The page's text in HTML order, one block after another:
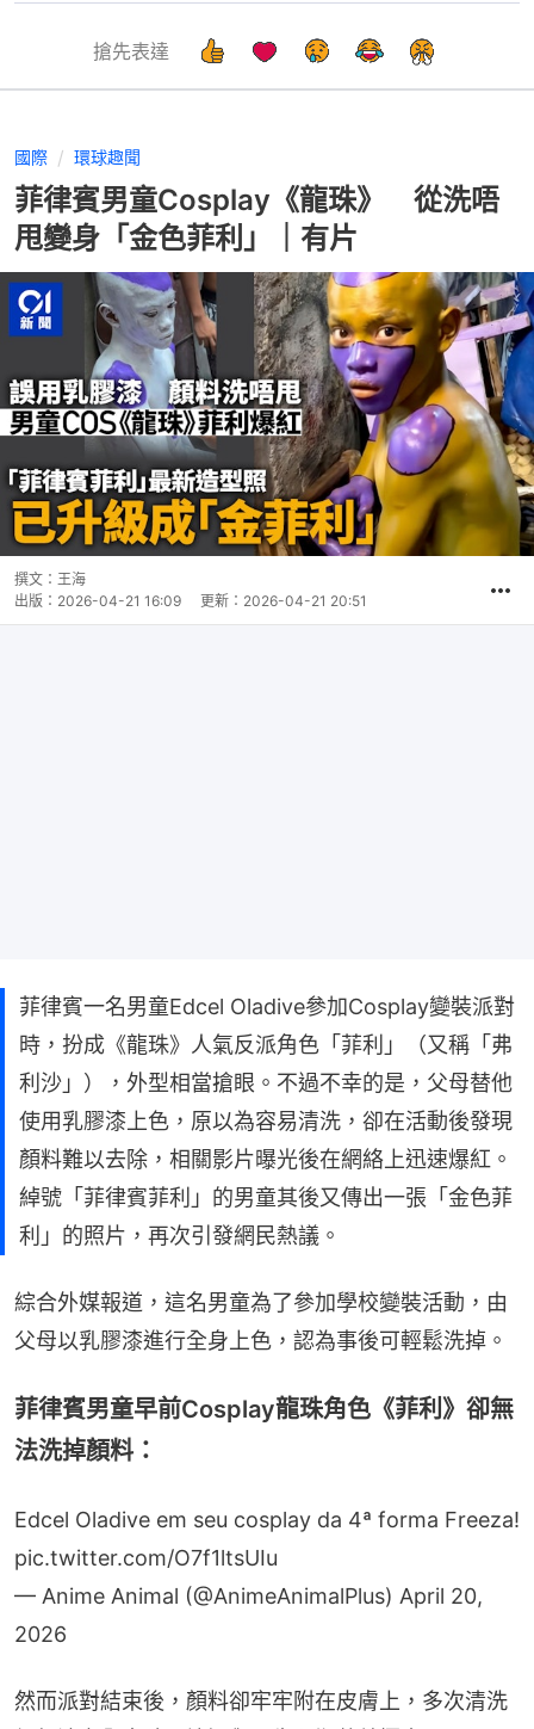
搶先表達
國際 環球趣聞
菲律賓男童Cosplay《龍珠》 從洗唔
甩變身「金色菲利」｜有片
撰文： 王海
出版： 2026-04-21 16:09 更新： 2026-04-21 20:51
菲律賓一名男童Edcel Oladive參加Cosplay變裝派對
時，扮成《龍珠》人氣反派角色「菲利」（又稱「弗
利沙」），外型相當搶眼。不過不幸的是，父母替他
使用乳膠漆上色，原以為容易清洗，卻在活動後發現
顏料難以去除，相關影片曝光後在網絡上迅速爆紅。
綽號「菲律賓菲利」的男童其後又傳出一張「金色菲
利」的照片，再次引發網民熱議。
綜合外媒報道，這名男童為了參加學校變裝活動，由
父母以乳膠漆進行全身上色，認為事後可輕鬆洗掉。
菲律賓男童早前Cosplay龍珠角色《菲利》卻無
法洗掉顏料：
Edcel Oladive em seu cosplay da 4ª forma Freeza!
pic.twitter.com/O7f1ltsUIu
— Anime Animal (@AnimeAnimalPlus) April 20,
2026
然而派對結束後，顏料卻牢牢附在皮膚上，多次清洗